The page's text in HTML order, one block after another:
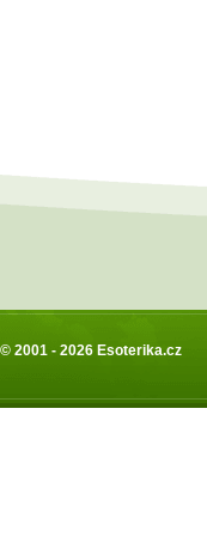
© 2001 - 2026 Esoterika.cz